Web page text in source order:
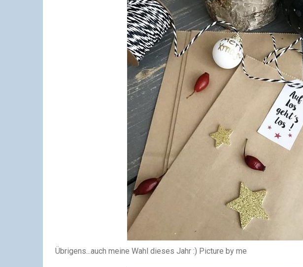
Übrigens...auch meine Wahl dieses Jahr :) Picture by me